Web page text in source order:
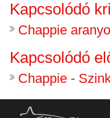
Kapcsolódó
Chappie
Kapcsolódó
Chappie -